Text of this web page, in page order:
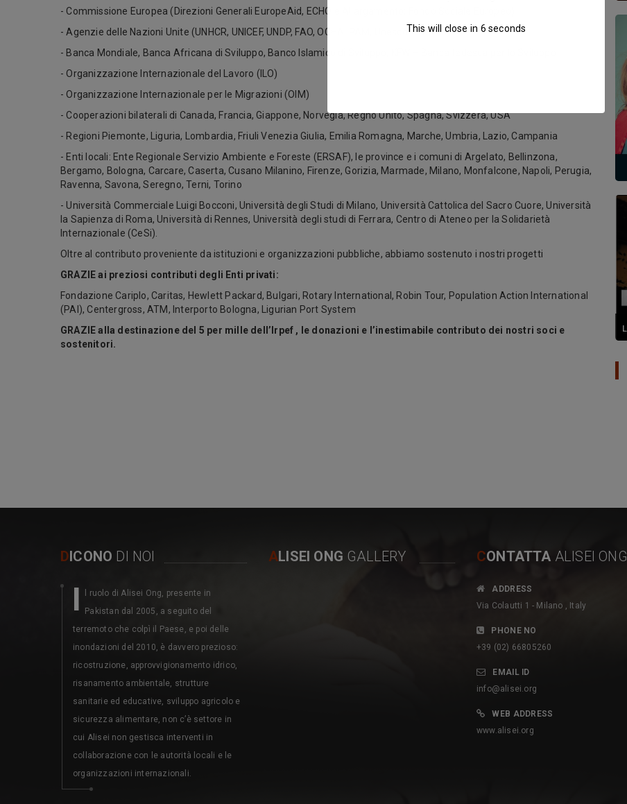
- Commissione Europea (Direzioni Generali EuropeAid, ECHO e Allargamento; Fondo Sociale Europeo)
- Agenzie delle Nazioni Unite (UNHCR, UNICEF, UNDP, FAO, OCHA, PAM, Unesco-OCCAM)
- Banca Mondiale, Banca Africana di Sviluppo, Banco Islamico di Sviluppo, KFW – Banca tedesca per lo Sviluppo
- Organizzazione Internazionale del Lavoro (ILO)
- Organizzazione Internazionale per le Migrazioni (OIM)
- Cooperazioni bilaterali di Canada, Francia, Giappone, Norvegia, Regno Unito, Spagna, Svizzera, USA
- Regioni Piemonte, Liguria, Lombardia, Friuli Venezia Giulia, Emilia Romagna, Marche, Umbria, Lazio, Campania
- Enti locali: Ente Regionale Servizio Ambiente e Foreste (ERSAF), le province e i comuni di Argelato, Bellinzona,
Bergamo, Bologna, Carcare, Caserta, Cusano Milanino, Firenze, Gorizia, Marmade, Milano, Monfalcone, Napoli, Perugia,
Ravenna, Savona, Seregno, Terni, Torino
- Università Commerciale Luigi Bocconi, Università degli Studi di Milano, Università Cattolica del Sacro Cuore, Università
la Sapienza di Roma, Università di Rennes, Università degli studi di Ferrara, Centro di Ateneo per la Solidarietà
Internazionale (CeSi).
Oltre al contributo proveniente da istituzioni e organizzazioni pubbliche, abbiamo sostenuto i nostri progetti
GRAZIE ai preziosi contributi degli Enti privati:
Fondazione Cariplo, Caritas, Hewlett Packard, Bulgari, Rotary International, Robin Tour, Population Action International
(PAI), Centergross, ATM, Interporto Bologna, Ligurian Port System
GRAZIE alla destinazione del 5 per mille dell’Irpef , le donazioni e l’inestimabile contributo dei nostri soci e
sostenitori.
D ICONO DI NOI
I
l ruolo di Alisei Ong, presente in
Pakistan dal 2005, a seguito del
terremoto che colpì il Paese, e poi delle
inondazioni del 2010, è davvero prezioso:
ricostruzione, approvvigionamento idrico,
risanamento ambientale, strutture
sanitarie ed educative, sviluppo agricolo e
sicurezza alimentare, non c’è settore in
cui Alisei non gestisca interventi in
collaborazione con le autorità locali e le
organizzazioni internazionali.
romuovere un’agricoltura rispettosa
dell’uomo e dell’ambiente e
soprattutto servire da vetrina verso il
mondo per promuovere la qualità dei
l’obiettivo che si sono posti l’Ong Alisei,
l’Unione Europea…L’importanza del
progetto On Mange Local per l’agricoltura
ALISEI ONG GALLERY CONTATTA ALISEI ONG
ADDRESS
Via Colautti 1 - Milano , Italy
PHONE NO
+39 (02) 66805260
EMAIL ID
info@alisei.org
WEB ADDRESS
www.alisei.org
This will close in 5 seconds